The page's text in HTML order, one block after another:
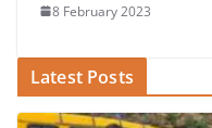
8 February 2023
Latest Posts